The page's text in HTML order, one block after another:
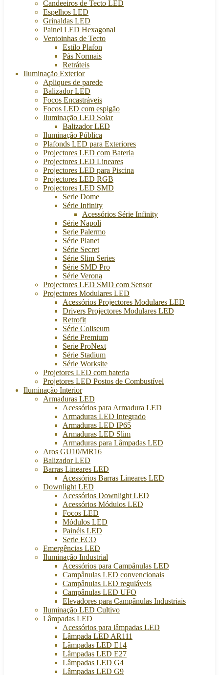
Candeeiros de Tecto LED
Espelhos LED
Grinaldas LED
Painel LED Hexagonal
Ventoinhas de Tecto
Estilo Plafon
Pás Normais
Retráteis
Iluminação Exterior
Apliques de parede
Balizador LED
Focos Encastráveis
Focos LED com espigão
Iluminação LED Solar
Balizador LED
Iluminação Pública
Plafonds LED para Exteriores
Projectores LED com Bateria
Projectores LED Lineares
Projectores LED para Piscina
Projectores LED RGB
Projectores LED SMD
Serie Dome
Série Infinity
Acessórios Série Infinity
Série Napoli
Serie Palermo
Série Planet
Série Secret
Série Slim Series
Série SMD Pro
Série Verona
Projectores LED SMD com Sensor
Projectores Modulares LED
Acessórios Projectores Modulares LED
Drivers Projectores Modulares LED
Retrofit
Série Coliseum
Série Premium
Serie ProNext
Série Stadium
Série Worksite
Projetores LED com bateria
Projetores LED Postos de Combustível
Iluminação Interior
Armaduras LED
Acessórios para Armadura LED
Armaduras LED Integrado
Armaduras LED IP65
Armaduras LED Slim
Armaduras para Lâmpadas LED
Aros GU10/MR16
Balizador LED
Barras Lineares LED
Acessórios Barras Lineares LED
Downlight LED
Acessórios Downlight LED
Acessórios Módulos LED
Focos LED
Módulos LED
Painéis LED
Serie ECO
Emergências LED
Iluminação Industrial
Acessórios para Campânulas LED
Campânulas LED convencionais
Campânulas LED reguláveis
Campânulas LED UFO
Elevadores para Campânulas Industriais
Iluminação LED Cultivo
Lâmpadas LED
Acessórios para lâmpadas LED
Lâmpada LED AR111
Lâmpadas LED E14
Lâmpadas LED E27
Lâmpadas LED G4
Lâmpadas LED G9